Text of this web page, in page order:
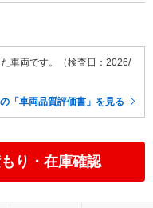
車両です。（検査日：2026/
「車両品質評価書」を見る
り・在庫確認